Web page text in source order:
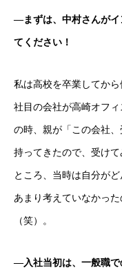
―まずは、中村さんがイ
てください！
私は高校を卒業してか
社目の会社が高崎オフ
の時、親が「この会社
持ってきたので、受け
ところ、当時は自分が
あまり考えていなかっ
（笑）。
―入社当初は、一般職で